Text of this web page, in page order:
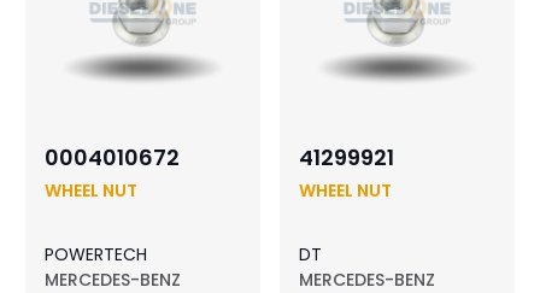
0004010672
WHEEL NUT
POWERTECH
MERCEDES-BENZ
41299921
WHEEL NUT
DT
MERCEDES-BENZ